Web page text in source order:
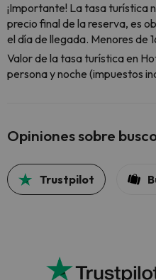
¡Importante! La tasa turística
precio final de la reserva, es
el día de llegada. Menores de
Valor de la tasa turística en
persona y noche (impuestos
Opiniones sobre
Trustpilot